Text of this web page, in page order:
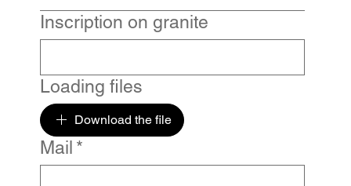
Inscription on granite
Loading files
Download the file
Mail *